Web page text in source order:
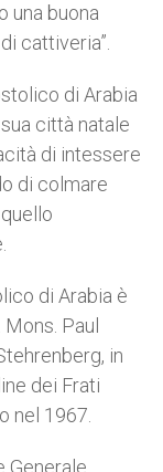
una buona
cattiveria”.
di Arabia
città natale
di intessere
di colmare
di Arabia è
Paul
in
dei Frati
nel 1967.
Generale